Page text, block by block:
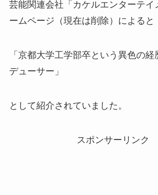
芸能関連会社「カケルエンターテイ
ームページ（現在は削除）によると
「京都大学工学部卒という異色の経
デューサー」
として紹介されていました。
スポンサーリンク